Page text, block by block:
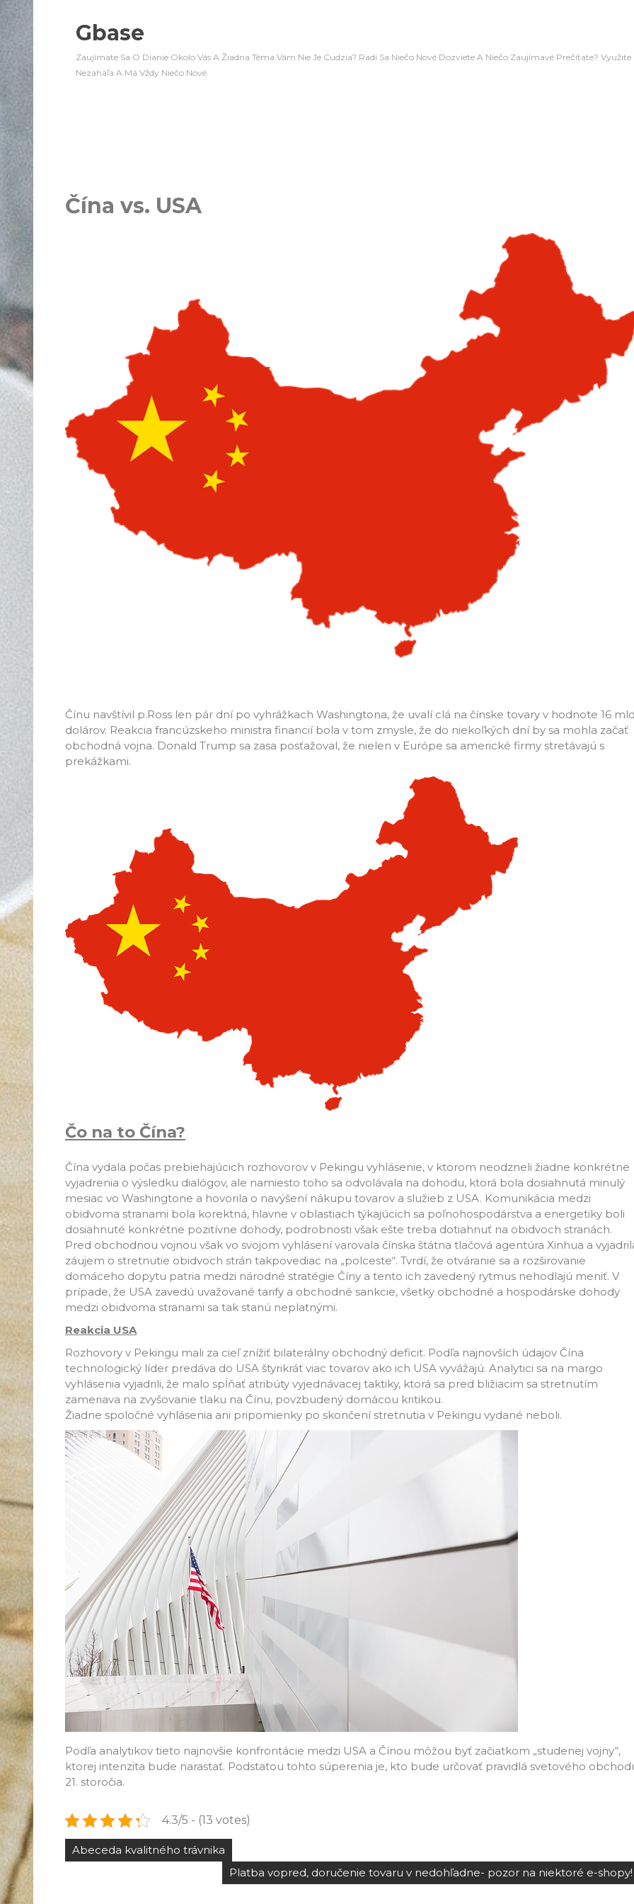
Gbase
Zaujímate Sa O Dianie Okolo Vás A Žiadna Téma Vám Nie Je Cudzia? Radi Sa Niečo Nové Dozviete A Niečo Zaujímavé Prečítate?
Nezaháľa A Má Vždy Niečo Nové.
Čína vs. USA
Čínu navštívil p.Ross len pár dní po vyhrážkach Washingtona, že uvalí clá na čínske tovary v hodnote 16
dolárov. Reakcia francúzskeho ministra financií bola v tom zmysle, že do niekoľkých dní by sa mohla začať
obchodná vojna. Donald Trump sa zasa posťažoval, že nielen v Európe sa americké firmy stretávajú s
prekážkami.
Čo na to Čína?
Čína vydala počas prebiehajúcich rozhovorov v Pekingu vyhlásenie, v ktorom neodzneli žiadne konkrétne
vyjadrenia o výsledku dialógov, ale namiesto toho sa odvolávala na dohodu, ktorá bola dosiahnutá minulý
mesiac vo Washingtone a hovorila o navýšení nákupu tovarov a služieb z USA. Komunikácia medzi
obidvoma stranami bola korektná, hlavne v oblastiach týkajúcich sa poľnohospodárstva a energetiky boli
dosiahnuté konkrétne pozitívne dohody, podrobnosti však ešte treba dotiahnuť na obidvoch stranách.
Pred obchodnou vojnou však vo svojom vyhlásení varovala čínska štátna tlačová agentúra Xinhua a
záujem o stretnutie obidvoch strán takpovediac na „polceste“. Tvrdí, že otváranie sa a rozširovanie
domáceho dopytu patria medzi národné stratégie Číny a tento ich zavedený rytmus nehodlajú meniť. V
prípade, že USA zavedú uvažované tarify a obchodné sankcie, všetky obchodné a hospodárske dohody
medzi obidvoma stranami sa tak stanú neplatnými.
Reakcia USA
Rozhovory v Pekingu mali za cieľ znížiť bilaterálny obchodný deficit. Podľa najnovších údajov Čína
technologický líder predáva do USA štyrikrát viac tovarov ako ich USA vyvážajú. Analytici sa na margo
vyhlásenia vyjadrili, že malo spĺňať atribúty vyjednávacej taktiky, ktorá sa pred bližiacim sa stretnutím
zameriava na zvyšovanie tlaku na Čínu, povzbudený domácou kritikou.
Žiadne spoločné vyhlásenia ani pripomienky po skončení stretnutia v Pekingu vydané neboli.
Podľa analytikov tieto najnovšie konfrontácie medzi USA a Čínou môžou byť začiatkom „studenej vojny“,
ktorej intenzita bude narastať. Podstatou tohto súperenia je, kto bude určovať pravidlá svetového
21. storočia.
4.3/5 - (13 votes)
Navigace
Abeceda kvalitného trávnika
Platba vopred, doručenie tovaru v nedohľadne- pozor na niektoré e-shopy!